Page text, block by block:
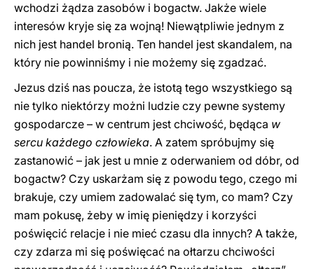
wchodzi żądza zasobów i bogactw. Jakże wiele
interesów kryje się za wojną! Niewątpliwie jednym z
nich jest handel bronią. Ten handel jest skandalem, na
który nie powinniśmy i nie możemy się zgadzać.
Jezus dziś nas poucza, że istotą tego wszystkiego są
nie tylko niektórzy możni ludzie czy pewne systemy
gospodarcze – w centrum jest chciwość, będąca w
sercu każdego człowieka. A zatem spróbujmy się
zastanowić – jak jest u mnie z oderwaniem od dóbr, od
bogactw? Czy uskarżam się z powodu tego, czego mi
brakuje, czy umiem zadowalać się tym, co mam? Czy
mam pokusę, żeby w imię pieniędzy i korzyści
poświęcić relacje i nie mieć czasu dla innych? A także,
czy zdarza mi się poświęcać na ołtarzu chciwości